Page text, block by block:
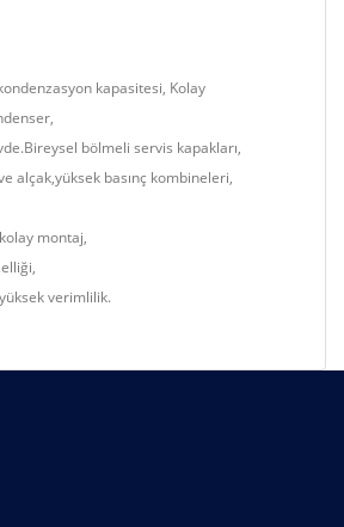
kapasitesi, Kolay
bölmeli servis kapakları,
alçak,yüksek basınç kombineleri,
montaj,
verimlilik.